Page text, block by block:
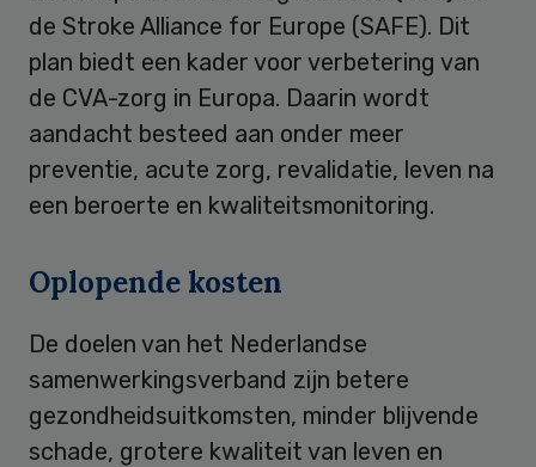
de Stroke Alliance for Europe (SAFE). Dit
plan biedt een kader voor verbetering van
de CVA-zorg in Europa. Daarin wordt
aandacht besteed aan onder meer
preventie, acute zorg, revalidatie, leven na
een beroerte en kwaliteitsmonitoring.
Oplopende kosten
De doelen van het Nederlandse
samenwerkingsverband zijn betere
gezondheidsuitkomsten, minder blijvende
schade, grotere kwaliteit van leven en